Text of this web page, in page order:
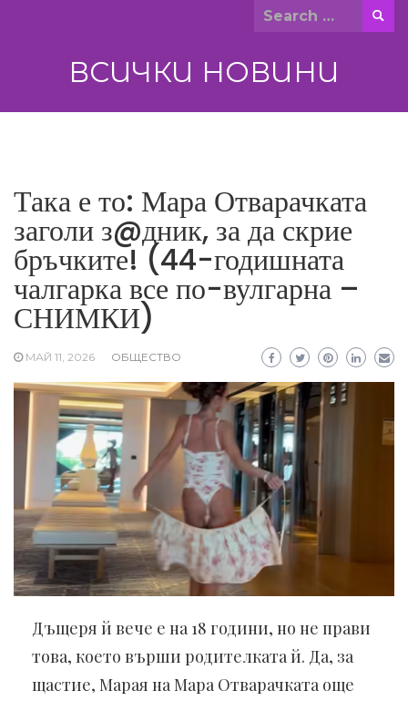
Search
ВСИЧКИ НОВИНИ
Така е то: Мара Отварачката
заголи з@дник, за да скрие
бръчките! (44-годишната
чалгарка все по-вулгарна –
СНИМКИ)
МАЙ 11, 2026 ОБЩЕСТВО
Дъщеря й вече е на 18 години, но не прави
това, което върши родителката й. Да, за
щастие, Марая на Мара Отварачката още